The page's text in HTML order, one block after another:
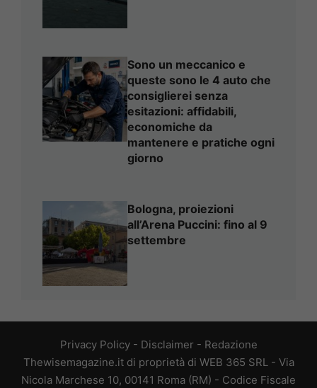
Sono un meccanico e
queste sono le 4 auto che
consiglierei senza
esitazioni: affidabili,
economiche da
mantenere e pratiche ogni
giorno
Bologna, proiezioni
all’Arena Puccini: fino al 9
settembre
Privacy Policy- Disclaimer - Redazione
Thewisemagazine.it di proprietà di WEB 365 SRL - Via
Nicola Marchese 10, 00141 Roma (RM) - Codice Fiscale